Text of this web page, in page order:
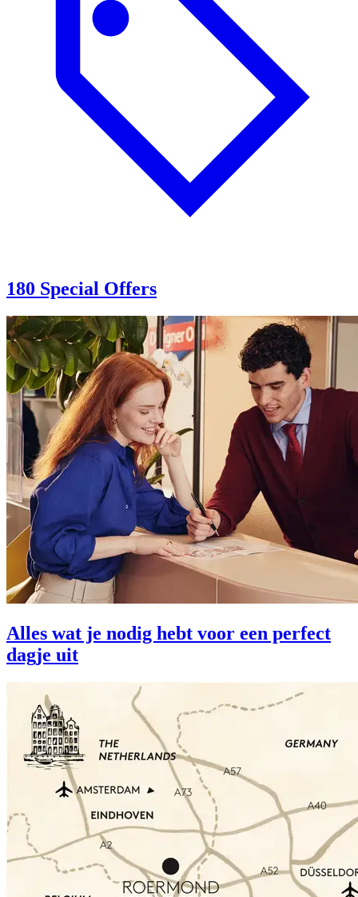
180 Special Offers
Alles wat je nodig hebt voor een perfect
dagje uit